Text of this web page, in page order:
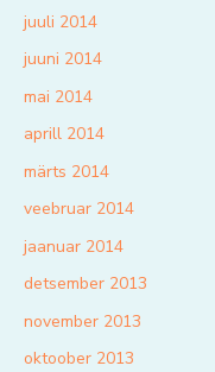
juuli 2014
juuni 2014
mai 2014
aprill 2014
märts 2014
veebruar 2014
jaanuar 2014
detsember 2013
november 2013
oktoober 2013